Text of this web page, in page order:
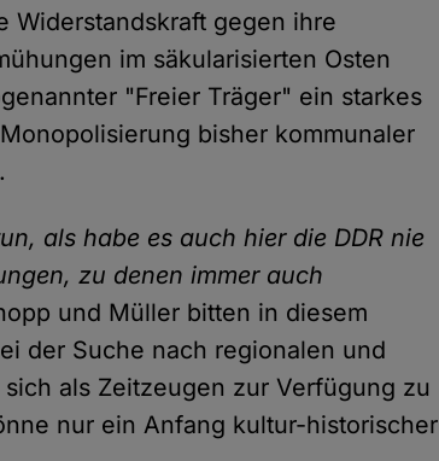
Widerstandskraft gegen ihre
im säkularisierten Osten
"Freier Träger" ein starkes
bisher kommunaler
als habe es auch hier die DDR nie
zu denen immer auch
und Müller bitten in diesem
der Suche nach regionalen und
als Zeitzeugen zur Verfügung zu
nur ein Anfang kultur-historischer